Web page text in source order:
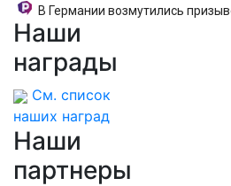
В Германии возмутились
уничтожать русских
Наши
награды
См. список
наших наград
Наши
партнеры